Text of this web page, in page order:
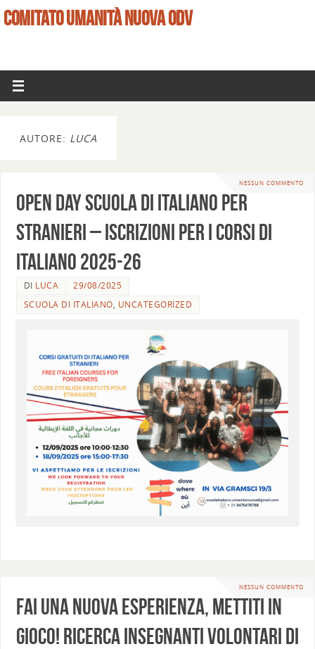
COMITATO UMANITÀ NUOVA ODV
AUTORE: LUCA
NESSUN COMMENTO
Open Day Scuola di Italiano per
stranieri – Iscrizioni per i corsi di
italiano 2025-26
DI LUCA
29/08/2025
SCUOLA DI ITALIANO, UNCATEGORIZED
NESSUN COMMENTO
Fai una nuova esperienza, mettiti in
gioco! Ricerca insegnanti volontari di